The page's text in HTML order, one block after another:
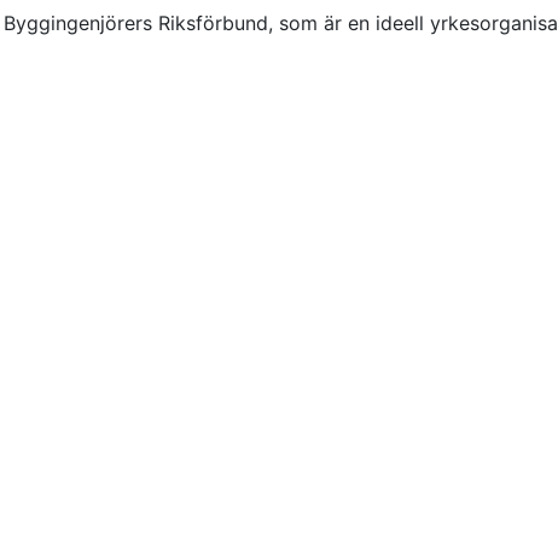
Riksförbund, som är en ideell